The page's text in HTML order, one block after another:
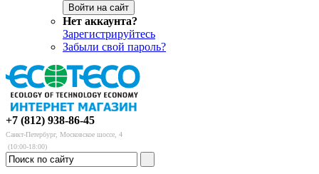
Нет аккаунта?
Зарегистрируйтесь
Забыли свой пароль?
+7 (812) 938-86-45
Санкт-Петербург, Московское шоссе, 4
(10:00-18:00)